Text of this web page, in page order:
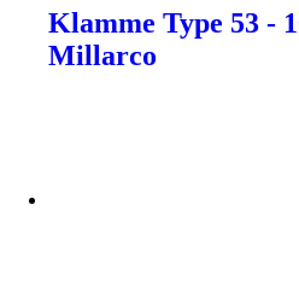
Klamme Type 53 -
Millarco